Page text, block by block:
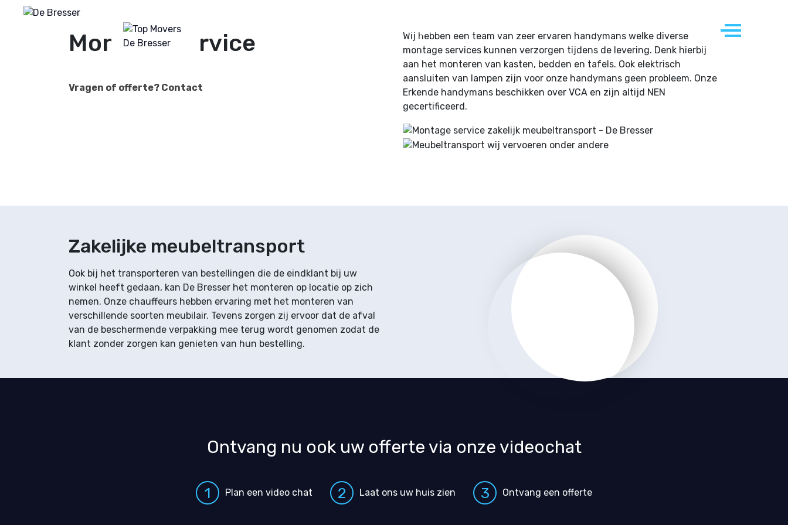
Logistiek De Bresser
Montage service
Vragen of offerte? Contact
Wij hebben een team van zeer ervaren handymans welke diverse
montage services kunnen verzorgen tijdens de levering. Denk hierbij
aan het monteren van kasten, bedden en tafels. Ook elektrisch
aansluiten van lampen zijn voor onze handymans geen probleem. Onze
Erkende handymans beschikken over VCA en zijn altijd NEN
gecertificeerd.
Zakelijke meubeltransport
Ook bij het transporteren van bestellingen die de eindklant bij uw
winkel heeft gedaan, kan De Bresser het monteren op locatie op zich
nemen. Onze chauffeurs hebben ervaring met het monteren van
verschillende soorten meubilair. Tevens zorgen zij ervoor dat de afval
van de beschermende verpakking mee terug wordt genomen zodat de
klant zonder zorgen kan genieten van hun bestelling.
Ontvang nu ook uw offerte via onze videochat
1 Plan een video chat 2 Laat ons uw huis zien 3 Ontvang een offerte